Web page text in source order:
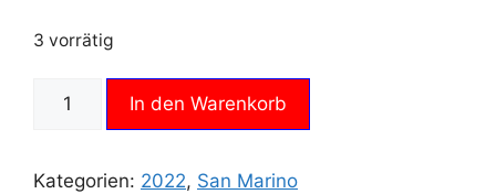
3 vorrätig
2022
Canova
In den Warenkorb
Kategorien: 2022, San Marino